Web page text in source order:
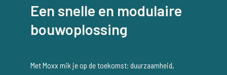
Een snelle en modulaire
bouwoplossing
Met Moxx mik je op de toekomst: duurzaamheid,